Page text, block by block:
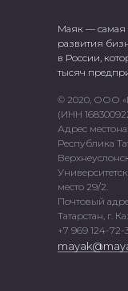
Маяк — самая
развития
в России,
тысяч
© 2020, ООО
(ИНН
Адрес
Республика
место 29/2.
Почтовый
Татарстан, г.
+7 969 124-72-